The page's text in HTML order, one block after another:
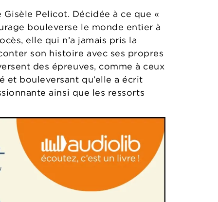
Pelicot. Décidée à ce que «
bouleverse le monde entier à
elle qui n’a jamais pris la
son histoire avec ses propres
des épreuves, comme à ceux
et bouleversant qu’elle a écrit
ainsi que les ressorts